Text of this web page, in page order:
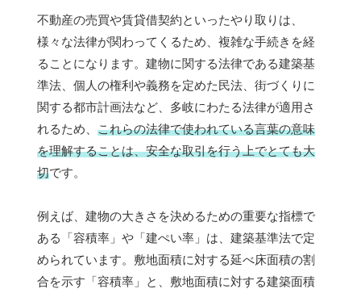
不動産の売買や賃貸借契約といったやり取りは、
様々な法律が関わってくるため、複雑な手続きを経
ることになります。建物に関する法律である建築基
準法、個人の権利や義務を定めた民法、街づくりに
関する都市計画法など、多岐にわたる法律が適用さ
れるため、 これらの法律で使われている言葉の意味
を理解することは、安全な取引を行う上でとても大
切です。
例えば、建物の大きさを決めるための重要な指標で
ある「容積率」や「建ぺい率」は、建築基準法で定
められています。敷地面積に対する延べ床面積の割
合を示す「容積率」と、敷地面積に対する建築面積